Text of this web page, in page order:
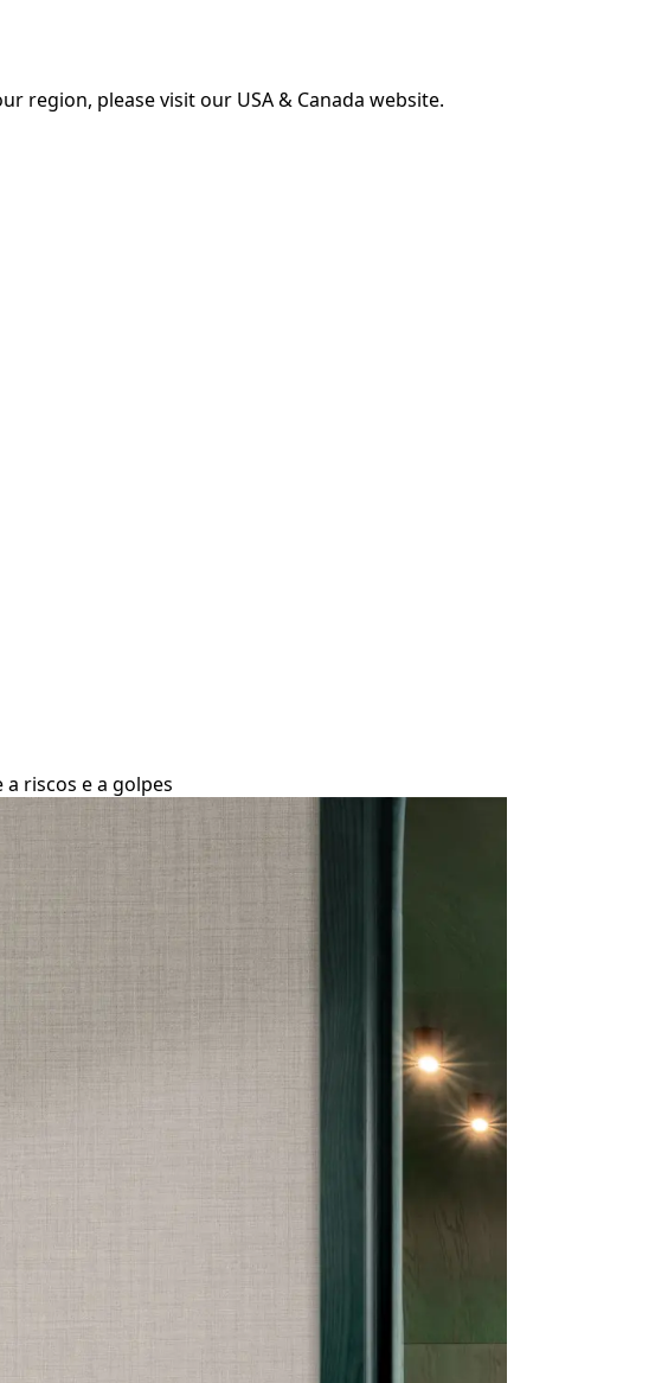
region, please visit our USA & Canada website.
riscos e a golpes